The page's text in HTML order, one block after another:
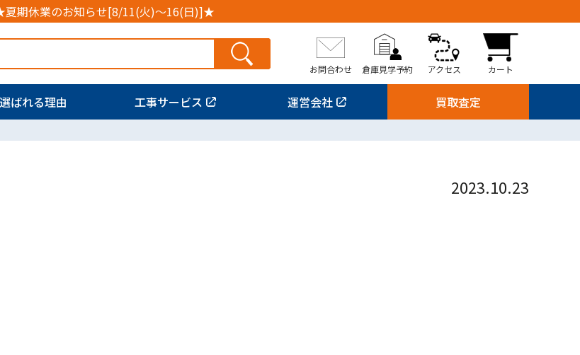
期休業のお知らせ[8/11(火)～16(日)]★
お問合わせ 倉庫見学予約 アクセス カート
選ばれる理由 工事サービス 運営会社 買取査定
2023.10.23